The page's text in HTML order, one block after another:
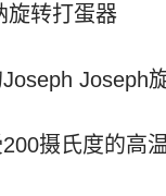
旋转打蛋器
Joseph
摄氏度的高